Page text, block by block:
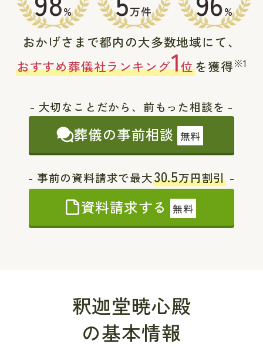
% 万件 %
おかげさまで都内の大多数地域にて、
おすすめ葬儀社ランキング1位を獲得※1
- 大切なことだから、前もった相談を -
葬儀の事前相談 無料
- 事前の資料請求で最大30.5万円割引 -
資料請求する 無料
釈迦堂暁心殿
の基本情報